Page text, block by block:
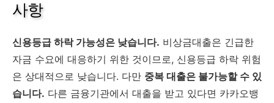
사항
신용등급 하락 가능성은 낮습니다. 비상금대출은 긴급한
자금 수요에 대응하기 위한 것이므로, 신용등급 하락 위험
은 상대적으로 낮습니다. 다만 중복 대출은 불가능할 수 있
습니다. 다른 금융기관에서 대출을 받고 있다면 카카오뱅